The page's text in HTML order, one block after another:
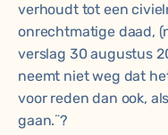
verhoudt tot een
onrechtmatige daad,
verslag 30 augustus
neemt niet weg dat
voor reden dan ook,
gaan.¨?